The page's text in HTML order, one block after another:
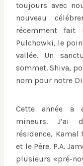
toujours avec
nouveau
récemment fait
Pulchowki, le
vallée. Un
sommet. Shiva,
nom pour notre
Cette année a
mineurs. J’ai
résidence, Kamal
et le Père. P.A.
plusieurs «pré-